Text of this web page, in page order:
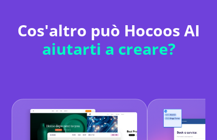
Cos'altro può Hocoos AI
aiutarti a creare?